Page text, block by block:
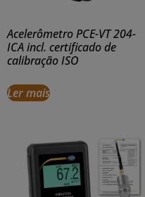
Acelerômetro PCE-VT 204-
ICA incl. certificado de
calibração ISO
Ler mais